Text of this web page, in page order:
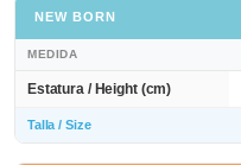
NEW BORN
MEDIDA
Estatura / Height (cm)
Talla / Size